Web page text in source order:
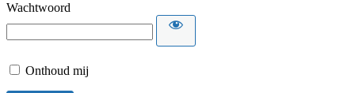
Wachtwoord
Onthoud mij